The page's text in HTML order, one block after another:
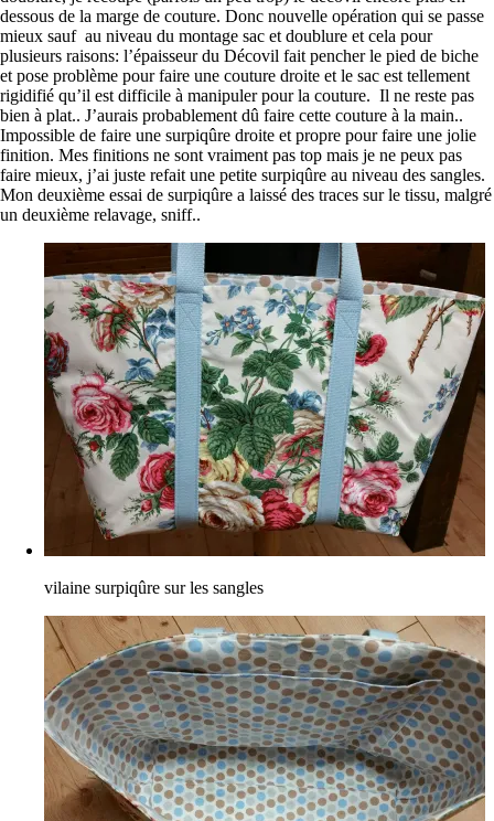
dessous de la marge de couture. Donc nouvelle opération qui se passe
mieux sauf au niveau du montage sac et doublure et cela pour
plusieurs raisons: l’épaisseur du Décovil fait pencher le pied de biche
et pose problème pour faire une couture droite et le sac est tellement
rigidifié qu’il est difficile à manipuler pour la couture. Il ne reste pas
bien à plat.. J’aurais probablement dû faire cette couture à la main..
Impossible de faire une surpiqûre droite et propre pour faire une jolie
finition. Mes finitions ne sont vraiment pas top mais je ne peux pas
faire mieux, j’ai juste refait une petite surpiqûre au niveau des sangles.
Mon deuxième essai de surpiqûre a laissé des traces sur le tissu, malgré
un deuxième relavage, sniff..
vilaine surpiqûre sur les sangles